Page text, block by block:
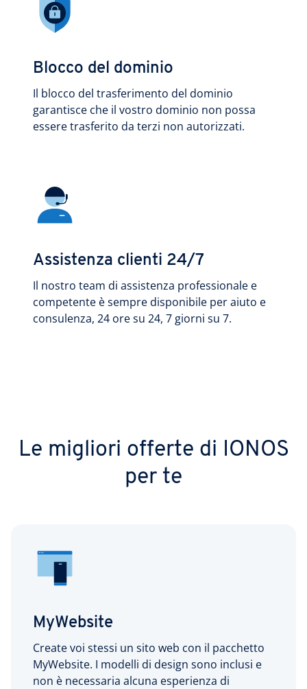
Blocco del dominio
Il blocco del trasferimento del dominio
garantisce che il vostro dominio non possa
essere trasferito da terzi non autorizzati.
Assistenza clienti 24/7
Il nostro team di assistenza professionale e
competente è sempre disponibile per aiuto e
consulenza, 24 ore su 24, 7 giorni su 7.
Le migliori offerte di IONOS
per te
MyWebsite
Create voi stessi un sito web con il pacchetto
MyWebsite. I modelli di design sono inclusi e
non è necessaria alcuna esperienza di